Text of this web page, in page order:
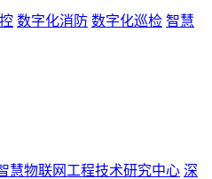
数字化消防 数字化巡检 智慧
慧物联网工程技术研究中心 深